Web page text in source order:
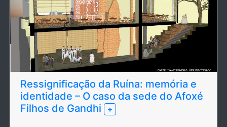
Ressignificação da Ruína: memória e
identidade – O caso da sede do Afoxé
Filhos de Gandhi
+